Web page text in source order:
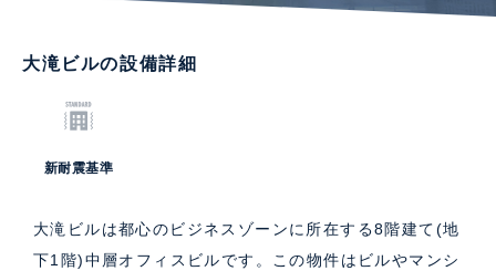
大滝ビルの設備詳細
新耐震基準
大滝ビルは都心のビジネスゾーンに所在する8階建て(地
下1階)中層オフィスビルです。この物件はビルやマンシ